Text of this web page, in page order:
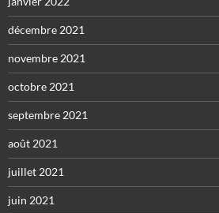
décembre 2021
novembre 2021
octobre 2021
septembre 2021
août 2021
juillet 2021
juin 2021